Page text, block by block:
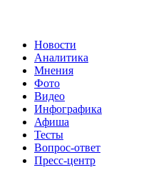
Новости
Аналитика
Мнения
Фото
Видео
Инфографика
Афиша
Тесты
Вопрос-ответ
Пресс-центр